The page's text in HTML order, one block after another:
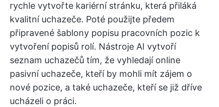
rychle vytvořte kariérní stránku, která přiláká
kvalitní uchazeče. Poté použijte předem
připravené šablony popisu pracovních pozic k
vytvoření popisů rolí. Nástroje AI vytvoří
seznam uchazečů tím, že vyhledají online
pasivní uchazeče, kteří by mohli mít zájem o
nové pozice, a také uchazeče, kteří se již dříve
ucházeli o práci.